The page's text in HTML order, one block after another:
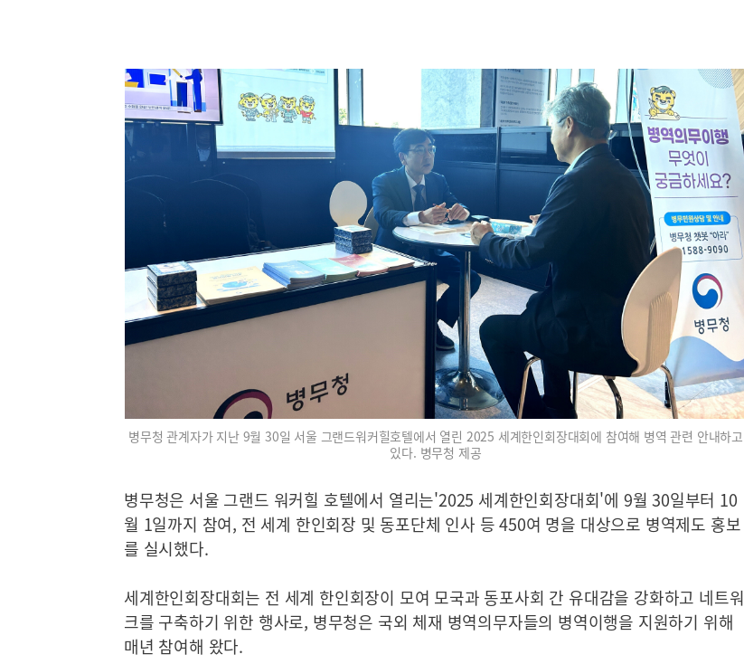
병무청 관계자가 지난 9월 30일 서울 그랜드워커힐호텔에서 열린 2025 세계한인회장대회에 참여해 병역 관련 안내하고
있다. 병무청 제공
병무청은 서울 그랜드 워커힐 호텔에서 열리는'2025 세계한인회장대회'에 9월 30일부터 10
월 1일까지 참여, 전 세계 한인회장 및 동포단체 인사 등 450여 명을 대상으로 병역제도 홍보
를 실시했다.
세계한인회장대회는 전 세계 한인회장이 모여 모국과 동포사회 간 유대감을 강화하고 네트워
크를 구축하기 위한 행사로, 병무청은 국외 체재 병역의무자들의 병역이행을 지원하기 위해
매년 참여해 왔다.